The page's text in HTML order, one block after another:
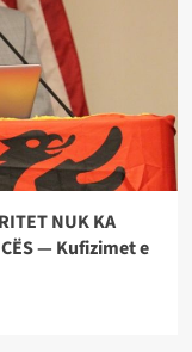
NUK KA
— Kufizimet e